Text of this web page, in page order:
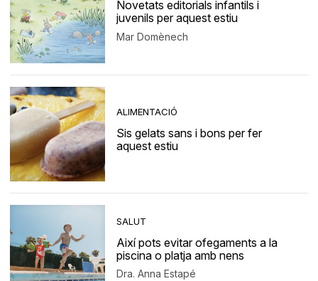
Novetats editorials infantils i
juvenils per aquest estiu
Mar Domènech
ALIMENTACIÓ
Sis gelats sans i bons per fer
aquest estiu
SALUT
Així pots evitar ofegaments a la
piscina o platja amb nens
Dra. Anna Estapé